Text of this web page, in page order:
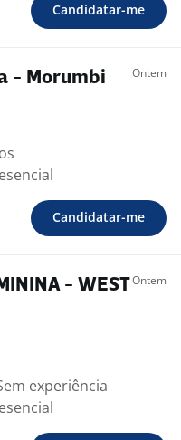
Candidatar-me
- Morumbi Ontem
Candidatar-me
- WESTOntem
experiência